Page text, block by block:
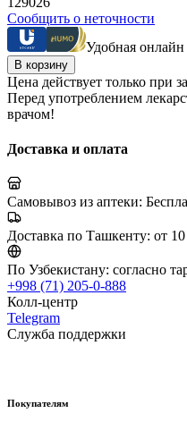
Сообщить о неточности
Удобная онлайн
В корзину
Цена действует только при
Перед употреблением
врачом!
Доставка и оплата
Самовывоз из аптеки:
Доставка по Ташкенту: от
По Узбекистану: согласно
+998 (71) 205-0-888
Колл-центр
Telegram
Служба поддержки
Покупателям